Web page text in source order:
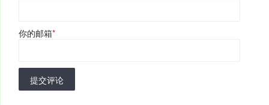
你的邮箱*
提交评论